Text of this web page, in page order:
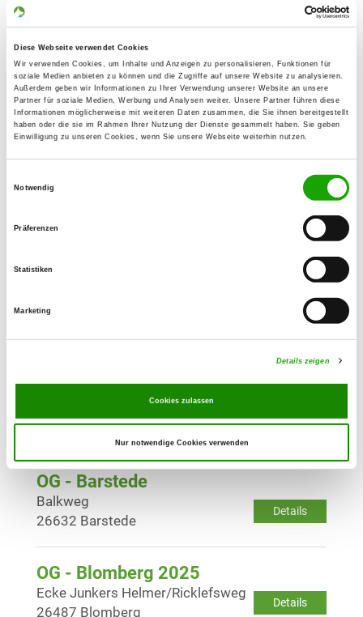
Diese Webseite verwendet Cookies
Wir verwenden Cookies, um Inhalte und Anzeigen zu personalisieren, Funktionen für
soziale Medien anbieten zu können und die Zugriffe auf unsere Website zu analysieren.
Außerdem geben wir Informationen zu Ihrer Verwendung unserer Website an unsere
Partner für soziale Medien, Werbung und Analysen weiter. Unsere Partner führen diese
Informationen möglicherweise mit weiteren Daten zusammen, die Sie ihnen bereitgestellt
haben oder die sie im Rahmen Ihrer Nutzung der Dienste gesammelt haben. Sie geben
Einwilligung zu unseren Cookies, wenn Sie unsere Webseite weiterhin nutzen.
Notwendig
Präferenzen
Statistiken
Marketing
Details zeigen
Cookies zulassen
Nur notwendige Cookies verwenden
OG - Großheide e.V.
Details
Türkentrift
26532 Großheide
OG - Krummhörn
Details
OG - Norden e.V.
26524 Lütetsburg
OG - Norderney
OG - Südbrookmerland e.V.
Details
26624 Südbrookmerland
OG - Barstede
Details
Balkweg
26632 Barstede
OG - Blomberg 2025
Details
Ecke Junkers Helmer/Ricklefsweg
26487 Blomberg